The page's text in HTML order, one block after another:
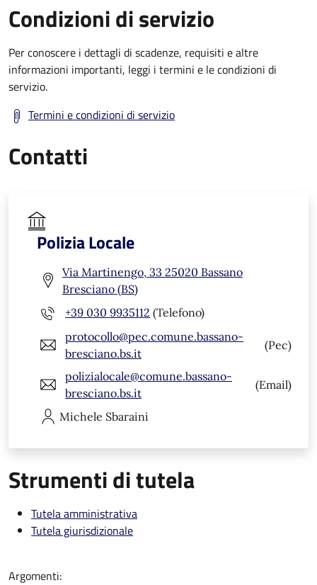
Condizioni di servizio
Per conoscere i dettagli di scadenze, requisiti e altre
informazioni importanti, leggi i termini e le condizioni di
servizio.
Termini e condizioni di servizio
Contatti
Polizia Locale
Via Martinengo, 33 25020 Bassano
Bresciano (BS)
+39 030 9935112 (Telefono)
protocollo@pec.comune.bassano-
bresciano.bs.it
(Pec)
polizialocale@comune.bassano-
bresciano.bs.it
(Email)
Michele Sbaraini
Strumenti di tutela
Tutela amministrativa
Tutela giurisdizionale
Argomenti: